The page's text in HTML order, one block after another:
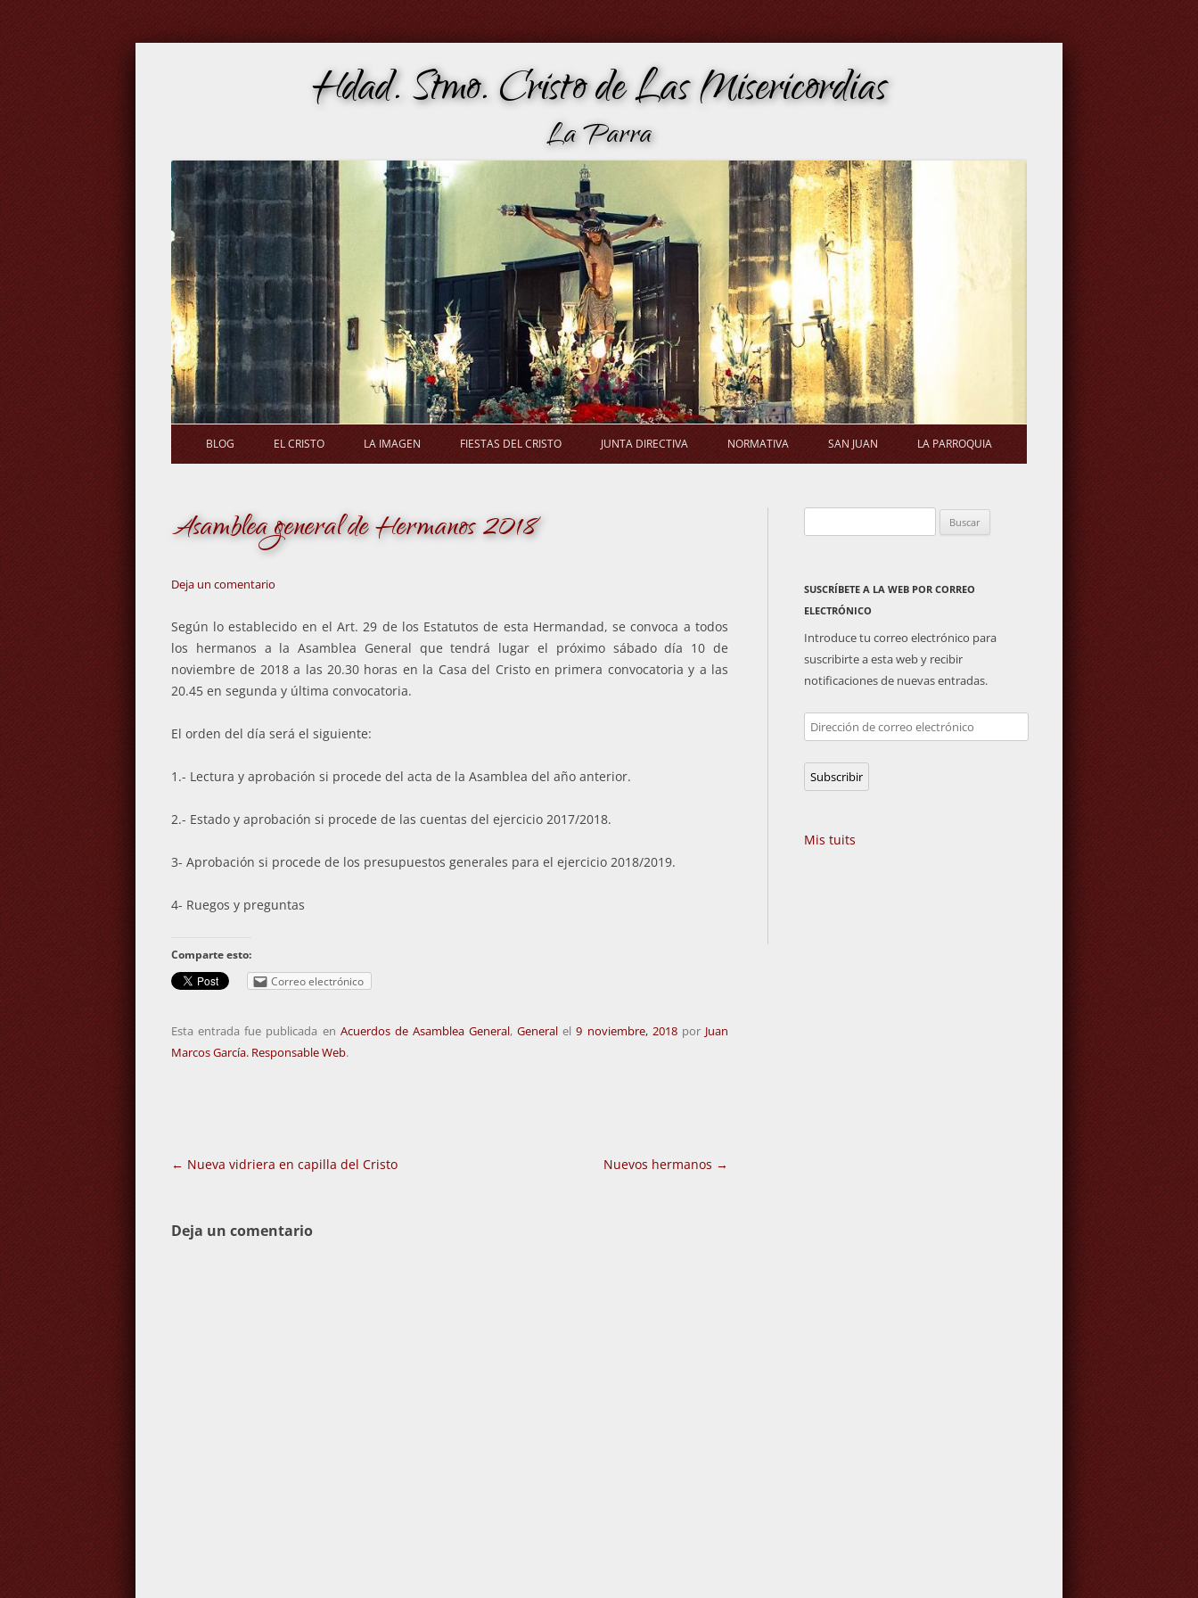
Hdad. Stmo. Cristo de Las Misericordias
La Parra
Saltar
al
contenido
BLOG EL CRISTO LA IMAGEN FIESTAS DEL CRISTO
LA MISA
JUNTA DIRECTIVA NORMATIVA
GENERAL
SAN JUAN
PLAZA DE TOROS
LA PARROQUIA
ACTIVIDADES PARROQUIALES
Asamblea general de Hermanos 2018
Deja un comentario
Según lo establecido en el Art. 29 de los Estatutos de esta Hermandad, se convoca a todos
los hermanos a la Asamblea General que tendrá lugar el próximo sábado día 10 de
noviembre de 2018 a las 20.30 horas en la Casa del Cristo en primera convocatoria y a las
20.45 en segunda y última convocatoria.
El orden del día será el siguiente:
1.- Lectura y aprobación si procede del acta de la Asamblea del año anterior.
2.- Estado y aprobación si procede de las cuentas del ejercicio 2017/2018.
3- Aprobación si procede de los presupuestos generales para el ejercicio 2018/2019.
4- Ruegos y preguntas
Comparte esto:
Correo electrónico
Esta entrada fue publicada en Acuerdos de Asamblea General,General el9 noviembre, 2018por Juan
Marcos García. Responsable Web.
Navegación
← Nueva vidriera en capilla del Cristo Nuevos hermanos →
Deja un comentario
SUSCRÍBETE A LA WEB POR CORREO
ELECTRÓNICO
Introduce tu correo electrónico para
suscribirte a esta web y recibir
notificaciones de nuevas entradas.
Dirección
de
correo
electrónico
Subscribir
Mis tuits